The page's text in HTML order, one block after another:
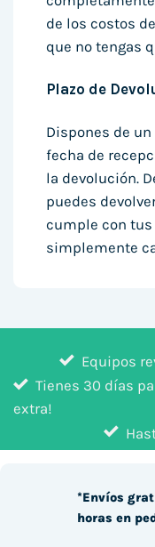
de los costos
que no tengas
Plazo de
Dispones de
fecha de
la devolución.
puedes
cumple con
simplemente
Equipos
Tienes 30 días
extra!
*Envíos
horas en